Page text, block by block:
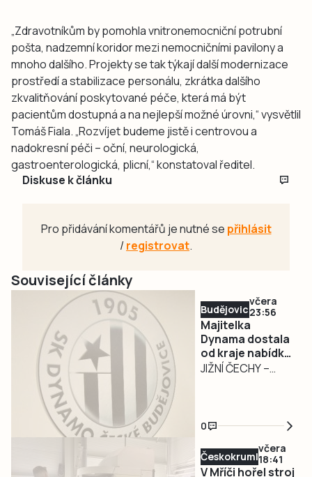
„Zdravotníkům by pomohla vnitronemocniční potrubní
pošta, nadzemní koridor mezi nemocničními pavilony a
mnoho dalšího. Projekty se tak týkají další modernizace
prostředí a stabilizace personálu, zkrátka dalšího
zkvalitňování poskytované péče, která má být
pacientům dostupná a na nejlepší možné úrovni,“ vysvětlil
Tomáš Fiala. „Rozvíjet budeme jistě i centrovou a
nadokresní péči – oční, neurologická,
gastroenterologická, plicní,“ konstatoval ředitel.
Diskuse k článku
Pro přidávání komentářů je nutné se přihlásit
/registrovat.
Související články
Budějovicko
včera
23:56
Majitelka
Dynama dostala
od kraje nabídku
na odkup akcií za
JIŽNÍ ČECHY –
předložil majitelce
SK Dynamo České
Budějovice
oficiální nabídku
0
Českokrumlovsko
včera
18:41
V Mříči hořel stroj